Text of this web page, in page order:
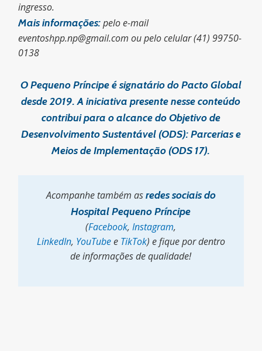
ingresso.
Mais informações:pelo e-mail
eventoshpp.np@gmail.com ou pelo celular (41) 99750-
0138
O Pequeno Príncipe é signatário do Pacto Global
desde 2019. A iniciativa presente nesse conteúdo
contribui para o alcance do Objetivo de
Desenvolvimento Sustentável (ODS):Parcerias e
Meios de Implementação (ODS 17).
Acompanhe também asredes sociais do
Hospital Pequeno Príncipe
(Facebook,Instagram,
LinkedIn, YouTubee TikTok) e fique por dentro
de informações de qualidade!